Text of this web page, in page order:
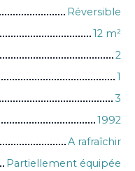
Réversible
12 m²
2
1
3
1992
A rafraîchir
Partiellement équipée